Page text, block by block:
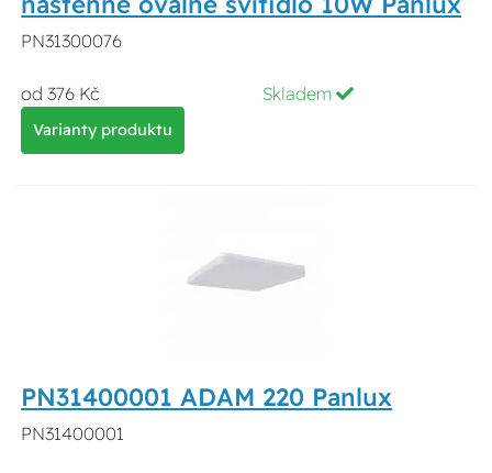
PN31300076
od 376 Kč Skladem
Varianty produktu
PN31400001 ADAM 220 Panlux
PN31400001